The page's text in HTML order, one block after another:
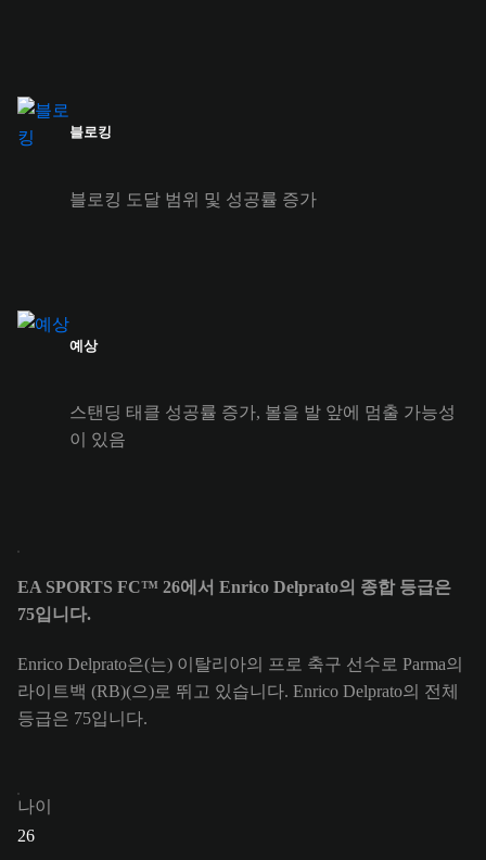
블로킹
블로킹 도달 범위 및 성공률 증가
예상
스탠딩 태클 성공률 증가, 볼을 발 앞에 멈출 가능성
이 있음
EA SPORTS FC™ 26에서 Enrico Delprato의 종합 등급은
75입니다.
Enrico Delprato은(는) 이탈리아의 프로 축구 선수로 Parma의
라이트백 (RB)(으)로 뛰고 있습니다. Enrico Delprato의 전체
등급은 75입니다.
나이
26